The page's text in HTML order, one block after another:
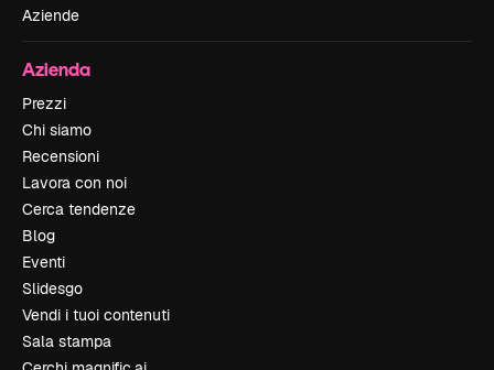
Aziende
Azienda
Prezzi
Chi siamo
Recensioni
Lavora con noi
Cerca tendenze
Blog
Eventi
Slidesgo
Vendi i tuoi contenuti
Sala stampa